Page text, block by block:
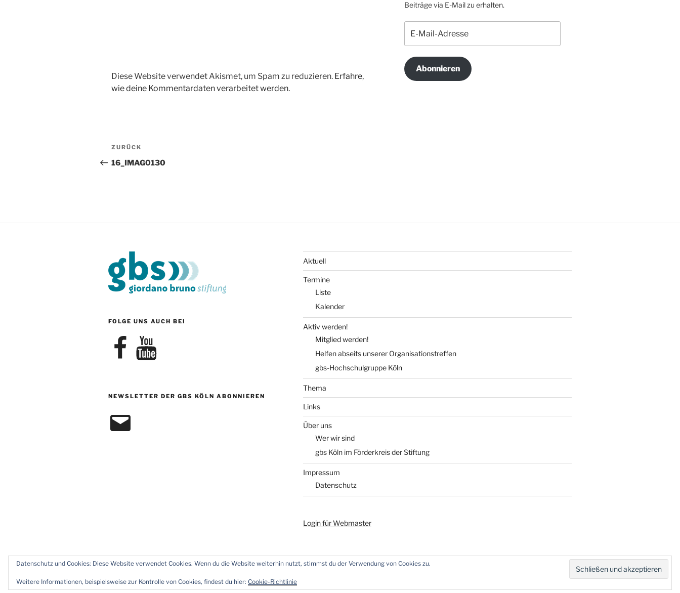
Diese Website verwendet Akismet, um Spam zu reduzieren. Erfahre,
wie deine Kommentardaten verarbeitet werden.
Beitragsnavigation
Vorheriger
Beitrag
ZURÜCK
16_IMAG0130
Beiträge via E-Mail zu erhalten.
Mail-
Adresse
Abonnieren
FOLGE UNS AUCH BEI
Facebook YouTube
NEWSLETTER DER GBS KÖLN ABONNIEREN
E-
Mail
Aktuell
Termine
Liste
Kalender
Aktiv werden!
Mitglied werden!
Helfen abseits unserer Organisationstreffen
gbs-Hochschulgruppe Köln
Thema
Links
Über uns
Wer wir sind
gbs Köln im Förderkreis der Stiftung
Impressum
Datenschutz
Login für Webmaster
Datenschutz und Cookies: Diese Website verwendet Cookies. Wenn du die Website weiterhin nutzt, stimmst du der Verwendung von Cookies zu.
Weitere Informationen, beispielsweise zur Kontrolle von Cookies, findest du hier: Cookie-Richtlinie